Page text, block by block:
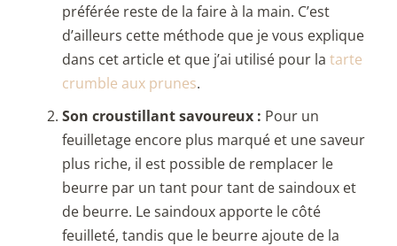
préférée reste de la faire à la main. C’est
d’ailleurs cette méthode que je vous explique
dans cet article et que j’ai utilisé pour la tarte
crumble aux prunes.
Son croustillant savoureux : Pour un
feuilletage encore plus marqué et une saveur
plus riche, il est possible de remplacer le
beurre par un tant pour tant de saindoux et
de beurre. Le saindoux apporte le côté
feuilleté, tandis que le beurre ajoute de la